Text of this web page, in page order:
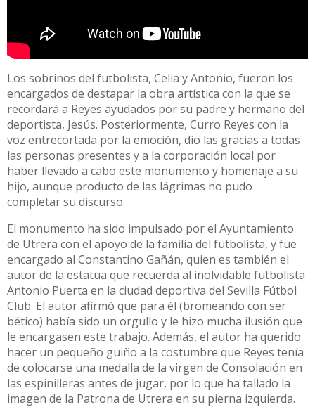
Los sobrinos del futbolista, Celia y Antonio, fueron los
encargados de destapar la obra artística con la que se
recordará a Reyes ayudados por su padre y hermano del
deportista, Jesús. Posteriormente, Curro Reyes con la
voz entrecortada por la emoción, dio las gracias a todas
las personas presentes y a la corporación local por
haber llevado a cabo este monumento y homenaje a su
hijo, aunque producto de las lágrimas no pudo
completar su discurso.
El monumento ha sido impulsado por el Ayuntamiento
de Utrera con el apoyo de la familia del futbolista, y fue
encargado al Constantino Gañán, quien es también el
autor de la estatua que recuerda al inolvidable futbolista
Antonio Puerta en la ciudad deportiva del Sevilla Fútbol
Club. El autor afirmó que para él (bromeando con ser
bético) había sido un orgullo y le hizo mucha ilusión que
le encargasen este trabajo. Además, el autor ha querido
hacer un pequeño guiño a la costumbre que Reyes tenía
de colocarse una medalla de la virgen de Consolación en
las espinilleras antes de jugar, por lo que ha tallado la
imagen de la Patrona de Utrera en su pierna izquierda.